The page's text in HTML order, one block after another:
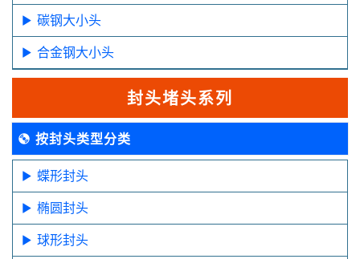
碳钢大小头
合金钢大小头
封头堵头系列
按封头类型分类
蝶形封头
椭圆封头
球形封头